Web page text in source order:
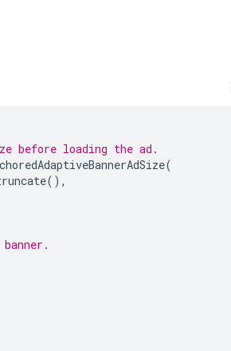
before loading the ad.
(
(),